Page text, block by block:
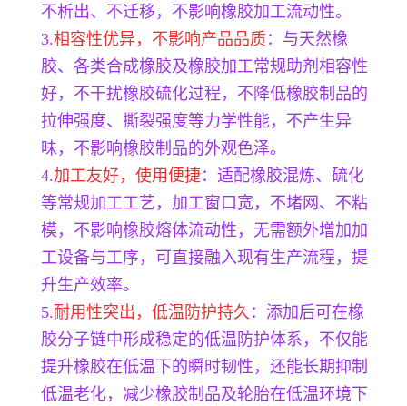
不析出、不迁移，不影响橡胶加工流动性。
3.相容性优异，不影响产品品质 ：与天然橡
胶、各类合成橡胶及橡胶加工常规助剂相容性
好，不干扰橡胶硫化过程，不降低橡胶制品的
拉伸强度、撕裂强度等力学性能，不产生异
味，不影响橡胶制品的外观色泽。
4.加工友好，使用便捷：适配橡胶混炼、硫化
等常规加工工艺，加工窗口宽，不堵网、不粘
模，不影响橡胶熔体流动性，无需额外增加加
工设备与工序，可直接融入现有生产流程，提
升生产效率。
5.耐用性突出，低温防护持久 ：添加后可在橡
胶分子链中形成稳定的低温防护体系，不仅能
提升橡胶在低温下的瞬时韧性，还能长期抑制
低温老化，减少橡胶制品及轮胎在低温环境下